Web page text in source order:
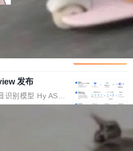
solon.noea
系、接口契约、业
数十乃至数百个文
关联网络。传统的
、目录遍历）仅能
以触及代码的语义
使用代码智能体在
"代码仓理解"瓶
下简称" CodeBas
道（CodeA...
给自己接的私活腾
戏部门的全部核心
城区某科技公司AI
。在公司内部架构
数据从A集群迁
到"。 他没有迁移
，他使用此前登录
一条被程序员圈
管理员权限、无
践：KV ca
量提升 4
模型系列之一，但
显存了。月之暗面
都是长上下文、M
上瘾，但 GPU 显
Workers AI 团队
们在官方博客上发
发布
识别模型 Hy ASR
语言模型 Hy3 的